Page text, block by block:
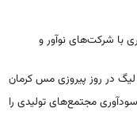
با شرکت‌های نوآور و
در روز پیروزی مس کرمان
مجتمع‌های تولیدی را